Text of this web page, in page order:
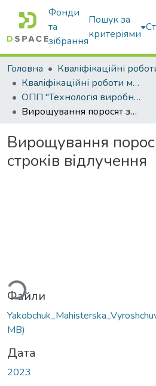
Фонди
та
зібрання
Пошук за
критеріями
Головна
Кваліфікаційні
Кваліфікаційні роботи магістрів
ОПП "Технологія виробництва і переробки продукції тваринництва"
Вирощування поросят за різних строків відлучення
Вирощування
строків відлучення
Файли
MB)
Дата
2023